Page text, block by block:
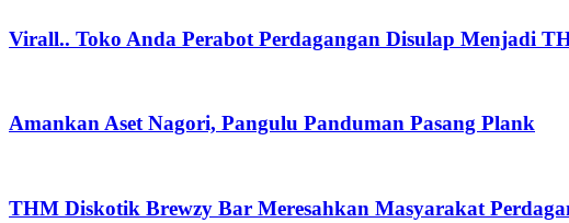
Virall.. Toko Anda Perabot Perdagangan Disulap Menjadi
Amankan Aset Nagori, Pangulu Panduman Pasang Plank
THM Diskotik Brewzy Bar Meresahkan Masyarakat